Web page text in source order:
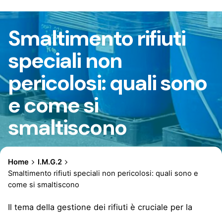
Smaltimento rifiuti
speciali non
pericolosi: quali sono
e come si
smaltiscono
Home
I.M.G.2
Smaltimento rifiuti speciali non pericolosi: quali sono e
come si smaltiscono
Il tema della gestione dei rifiuti è cruciale per la